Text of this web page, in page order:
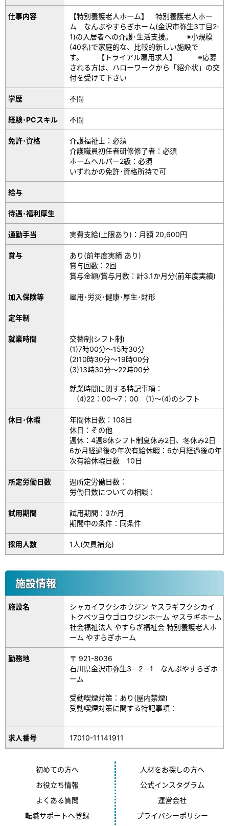
仕事内容
【特別養護老人ホーム】 特別養護老人ホー
ム なんぶやすらぎホーム(金沢市弥生3丁目2‐
1)の入居者への介護･生活支援。 ※小規模
(40名)で家庭的な、比較的新しい施設で
す。 【トライアル雇用求人】 ※応募
される方は、ハローワークから「紹介状」の交
付を受けて下さい
学歴 不問
経験･PCスキル 不問
免許･資格
介護福祉士：必須
介護職員初任者研修修了者：必須
ホームヘルパー2級：必須
いずれかの免許･資格所持で可
給与
待遇･福利厚生
通勤手当 実費支給(上限あり)：月額 20,600円
賞与
あり(前年度実績 あり)
賞与回数：2回
賞与金額/賞与月数：計3.1か月分(前年度実績)
加入保険等 雇用･労災･健康･厚生･財形
定年制
就業時間
交替制(シフト制)
(1)7時00分～15時30分
(2)10時30分～19時00分
(3)13時30分～22時00分
就業時間に関する特記事項：
(4)22：00～7：00 (1)～(4)のシフト
休日･休暇
年間休日数：108日
休日：その他
週休：4週8休シフト制夏休み2日、冬休み2日
6か月経過後の年次有給休暇：6か月経過後の年
次有給休暇日数 10日
所定労働日数
週所定労働日数：
労働日数についての相談：
試用期間
試用期間：3か月
期間中の条件：同条件
採用人数 1人(欠員補充)
施設情報
施設名
シャカイフクシホウジン ヤスラギフクシカイ
トクベツヨウゴロウジンホーム ヤスラギホーム
社会福祉法人 やすらぎ福祉会 特別養護老人ホ
ーム やすらぎホーム
勤務地
〒 921-8036
石川県金沢市弥生3－2－1 なんぶやすらぎホ
ーム
受動喫煙対策：あり(屋内禁煙)
受動喫煙対策に関する特記事項：
求人番号 17010-11141911
初めての方へ
お役立ち情報
よくある質問
転職サポートへ登録
人材をお探しの方へ
公式インスタグラム
運営会社
プライバシーポリシー